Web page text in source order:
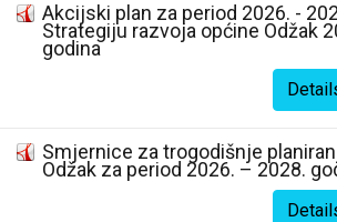
Akcijski plan za period 2026. -
Strategiju razvoja općine Odžak
godina
Smjernice za trogodišnje
Odžak za period 2026. – 2028.